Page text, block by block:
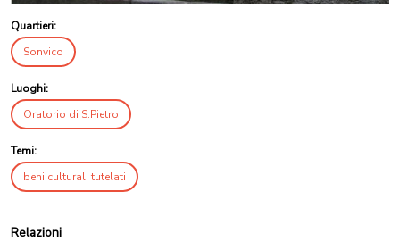
Quartieri:
Sonvico
Luoghi:
Oratorio di S.Pietro
Temi:
beni culturali tutelati
Relazioni